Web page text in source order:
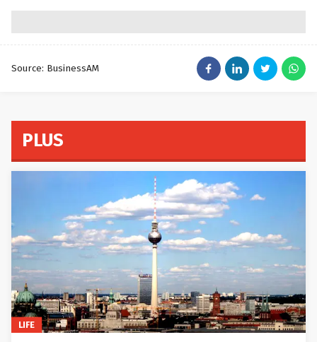
Source: BusinessAM
PLUS
LIFE